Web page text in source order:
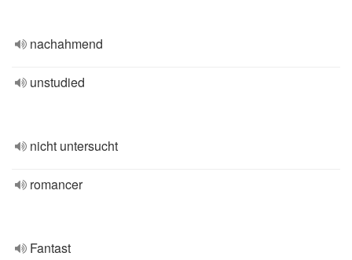
nachahmend
unstudied
nicht untersucht
romancer
Fantast